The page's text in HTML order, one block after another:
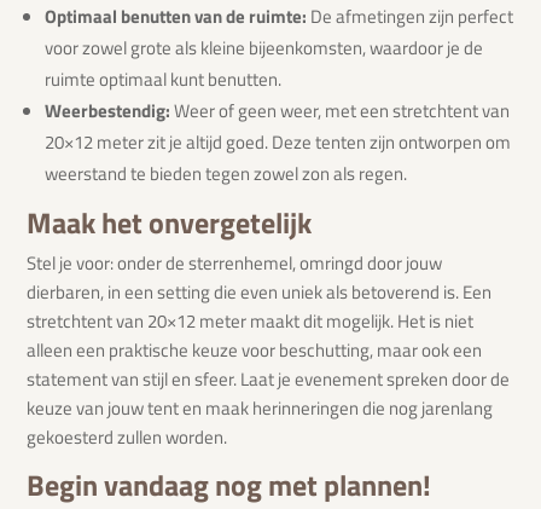
Optimaal benutten van de ruimte: De afmetingen zijn perfect
voor zowel grote als kleine bijeenkomsten, waardoor je de
ruimte optimaal kunt benutten.
Weerbestendig:Weer of geen weer, met een stretchtent van
20×12 meter zit je altijd goed. Deze tenten zijn ontworpen om
weerstand te bieden tegen zowel zon als regen.
Maak het onvergetelijk
Stel je voor: onder de sterrenhemel, omringd door jouw
dierbaren, in een setting die even uniek als betoverend is. Een
stretchtent van 20×12 meter maakt dit mogelijk. Het is niet
alleen een praktische keuze voor beschutting, maar ook een
statement van stijl en sfeer. Laat je evenement spreken door de
keuze van jouw tent en maak herinneringen die nog jarenlang
gekoesterd zullen worden.
Begin vandaag nog met plannen!